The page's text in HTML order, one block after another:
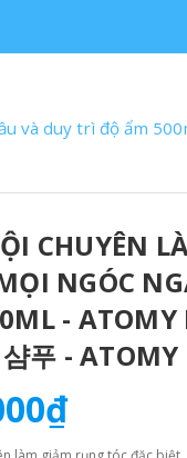
duy trì độ ẩm
CHUYÊN
NGÓC
- ATOMY
샴푸 -